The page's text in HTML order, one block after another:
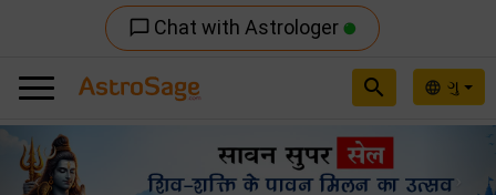
chat_bubble_outline Chat with Astrologer
language ગુ
search
Previous